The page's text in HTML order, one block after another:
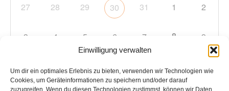
Einwilligung verwalten
Um dir ein optimales Erlebnis zu bieten, verwenden wir Technologien wie
Cookies, um Geräteinformationen zu speichern und/oder darauf
zuzugreifen. Wenn du diesen Technologien zustimmst, können wir Daten
27 28 29 30 31 1 2
3 4 5 6 7 8 9
10 11 12 13 14 15